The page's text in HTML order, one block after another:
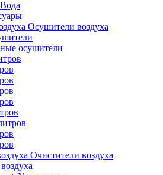
Осушители воздуха
осушители
Очистители воздуха